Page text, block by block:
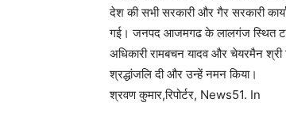
देश की सभी सरकारी और गैर सरकारी
गई। जनपद आजमगढ के लालगंज स्थित
अधिकारी रामबचन यादव और चेयरमैन
श्रद्धांजलि दी और उन्हें नमन किया।
श्रवण कुमार,रिपोर्टर, News51. In